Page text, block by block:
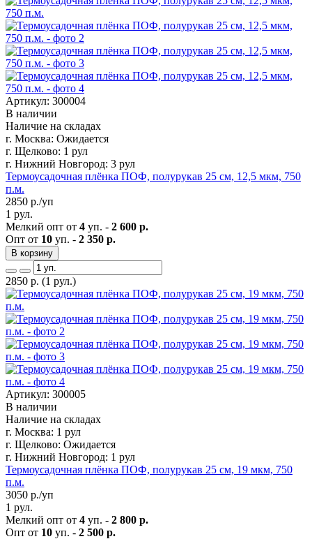
Артикул: 300004
В наличии
Наличие на складах
г. Москва: Ожидается
г. Щелково: 1 рул
г. Нижний Новгород: 3 рул
Термоусадочная плёнка ПОФ, полурукав 25 см, 12,5 мкм, 750
п.м.
2850 р./уп
1 рул.
Мелкий опт от 4 уп. - 2 600 р.
Опт от 10 уп. - 2 350 р.
В корзину
2850 р. (1 рул.)
Артикул: 300005
В наличии
Наличие на складах
г. Москва: 1 рул
г. Щелково: Ожидается
г. Нижний Новгород: 1 рул
Термоусадочная плёнка ПОФ, полурукав 25 см, 19 мкм, 750
п.м.
3050 р./уп
1 рул.
Мелкий опт от 4 уп. - 2 800 р.
Опт от 10 уп. - 2 500 р.